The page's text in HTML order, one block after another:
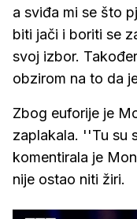
a sviđa mi se što
biti jači i boriti se
svoj izbor.
obzirom na to da
Zbog euforije je
zaplakala. ''Tu su
komentirala je
nije ostao niti žiri.